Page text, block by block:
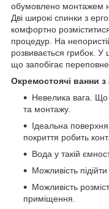
обумовлено монтажем
Дві широкі спинки з
комфортно
процедур. На
розвивається грибок. У
що запобігає
Окремостоячі ванни
Невелика вага.
та монтажу.
Ідеальна
покриття робить
Вода у такій
Можливість підійти
Можливість
приміщення.